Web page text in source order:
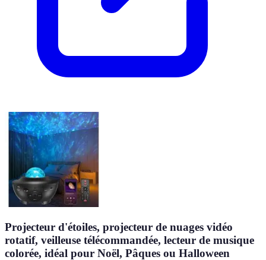
Projecteur d'étoiles, projecteur de nuages vidéo
rotatif, veilleuse télécommandée, lecteur de musique
colorée, idéal pour Noël, Pâques ou Halloween